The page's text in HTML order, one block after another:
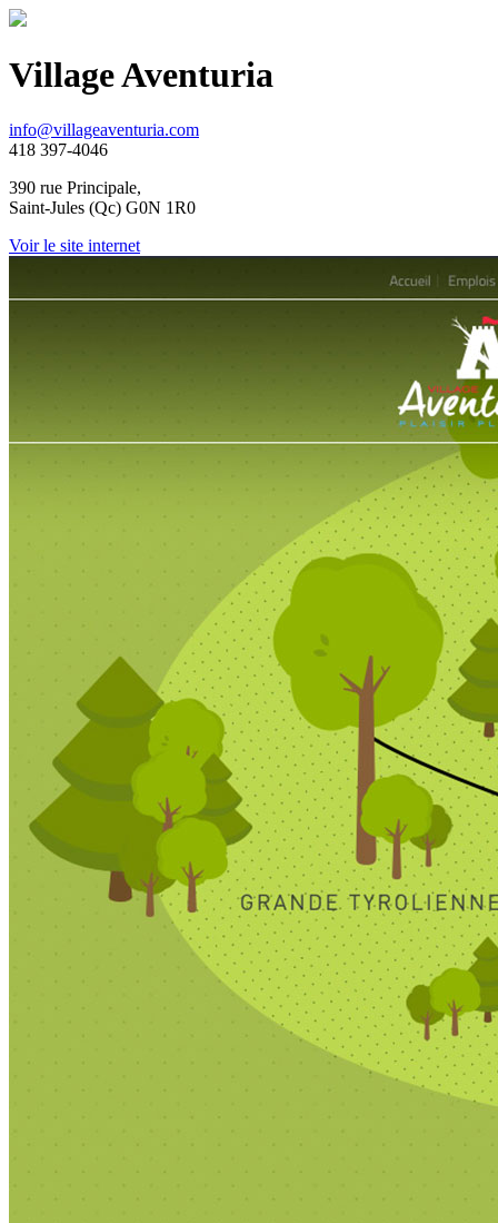
Village Aventuria
info@villageaventuria.com
418 397-4046
390 rue Principale,
Saint-Jules (Qc) G0N 1R0
Voir le site internet